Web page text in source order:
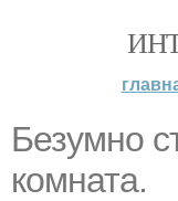
Безумно
комната.